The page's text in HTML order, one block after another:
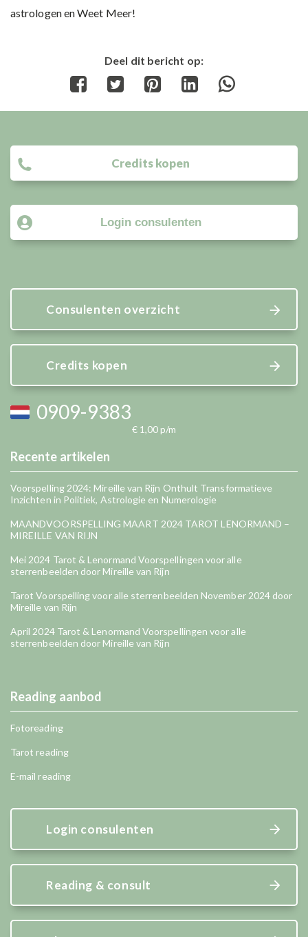
astrologen en Weet Meer!
Deel dit bericht op:
Share
Share
Share
Share
Credits kopen
Login consulenten
Consulenten overzicht
Credits kopen
0909-9383
€ 1,00 p/m
Recente artikelen
Voorspelling 2024: Mireille van Rijn Onthult Transformatieve
Inzichten in Politiek, Astrologie en Numerologie
MAANDVOORSPELLING MAART 2024 TAROT LENORMAND –
MIREILLE VAN RIJN
Mei 2024 Tarot & Lenormand Voorspellingen voor alle
sterrenbeelden door Mireille van Rijn
Tarot Voorspelling voor alle sterrenbeelden November 2024 door
Mireille van Rijn
April 2024 Tarot & Lenormand Voorspellingen voor alle
sterrenbeelden door Mireille van Rijn
Reading aanbod
Fotoreading
Tarot reading
E-mail reading
Login consulenten
Reading & consult